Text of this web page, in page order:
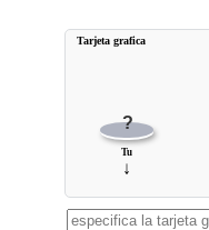
?
Tu
↓
Tarjeta grafica